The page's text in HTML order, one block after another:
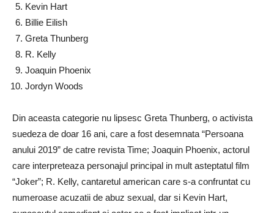
Kevin Hart
Billie Eilish
Greta Thunberg
R. Kelly
Joaquin Phoenix
Jordyn Woods
Din aceasta categorie nu lipsesc Greta Thunberg, o activista
suedeza de doar 16 ani, care a fost desemnata “Persoana
anului 2019” de catre revista Time; Joaquin Phoenix, actorul
care interpreteaza personajul principal in mult asteptatul film
“Joker”; R. Kelly, cantaretul american care s-a confruntat cu
numeroase acuzatii de abuz sexual, dar si Kevin Hart,